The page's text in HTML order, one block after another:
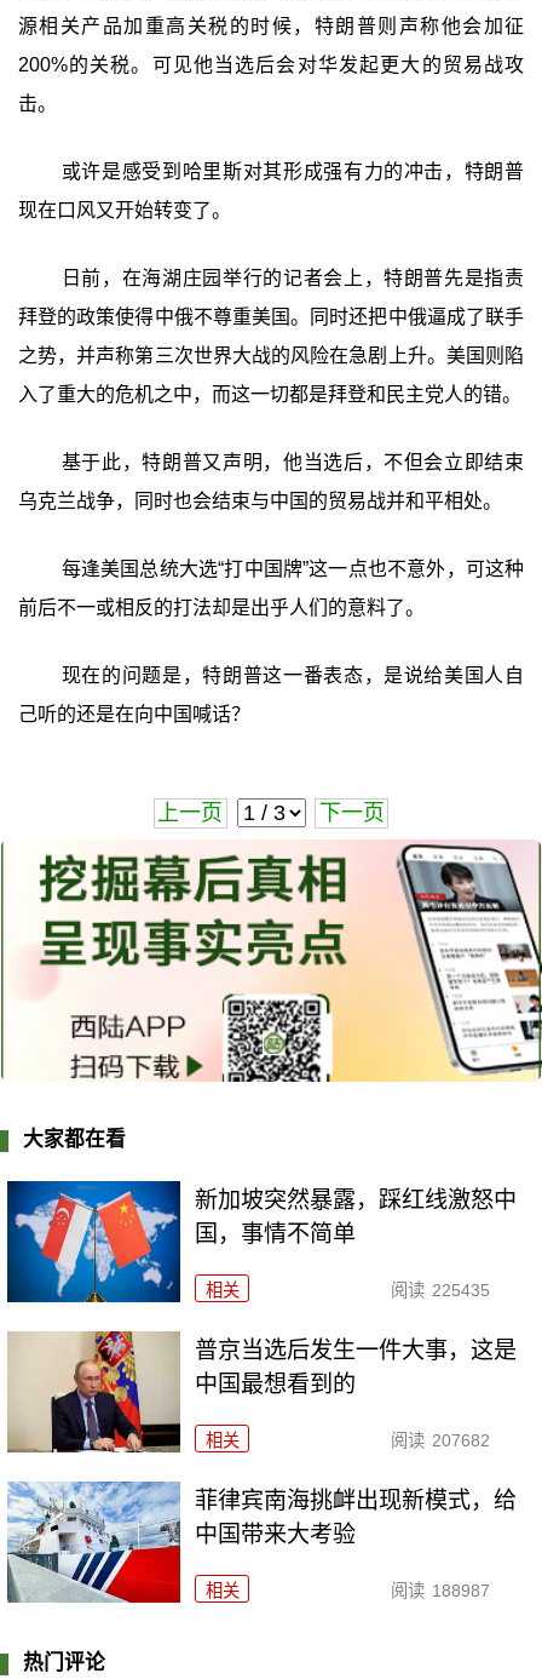
源相关产品加重高关税的时候，特朗普则声称他会加征
200%的关税。可见他当选后会对华发起更大的贸易战攻
击。
或许是感受到哈里斯对其形成强有力的冲击，特朗普
现在口风又开始转变了。
日前，在海湖庄园举行的记者会上，特朗普先是指责
拜登的政策使得中俄不尊重美国。同时还把中俄逼成了联手
之势，并声称第三次世界大战的风险在急剧上升。美国则陷
入了重大的危机之中，而这一切都是拜登和民主党人的错。
基于此，特朗普又声明，他当选后，不但会立即结束
乌克兰战争，同时也会结束与中国的贸易战并和平相处。
每逢美国总统大选“打中国牌”这一点也不意外，可这种
前后不一或相反的打法却是出乎人们的意料了。
现在的问题是，特朗普这一番表态，是说给美国人自
己听的还是在向中国喊话？
上一页 下一页
大家都在看
新加坡突然暴露，踩红线激怒中
国，事情不简单
相关 阅读 225435
普京当选后发生一件大事，这是
中国最想看到的
相关 阅读 207682
菲律宾南海挑衅出现新模式，给
中国带来大考验
相关 阅读 188987
热门评论